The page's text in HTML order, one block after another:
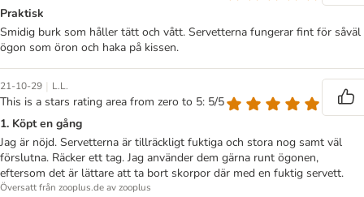
Praktisk
Smidig burk som håller tätt och vått. Servetterna fungerar fint för såväl
ögon som öron och haka på kissen.
21-10-29 | L.L.
This is a stars rating area from zero to 5: 5/5
1. Köpt en gång
Jag är nöjd. Servetterna är tillräckligt fuktiga och stora nog samt väl
förslutna. Räcker ett tag. Jag använder dem gärna runt ögonen,
eftersom det är lättare att ta bort skorpor där med en fuktig servett.
Översatt från zooplus.de av zooplus